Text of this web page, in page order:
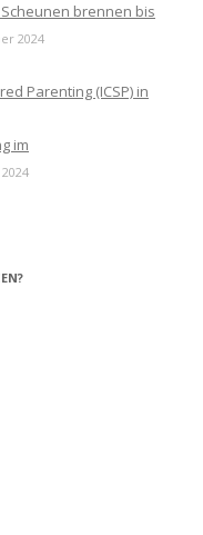
Scheunen brennen bis
2024
Parenting (ICSP) in
im